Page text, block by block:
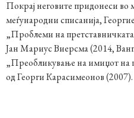
Покрај неговите придонеси во
меѓународни списанија,
„Проблеми на
Јан Мариус Виерсма (2014,
„Преобликување на имиџот на
од Георги Карасимеонов (2007).